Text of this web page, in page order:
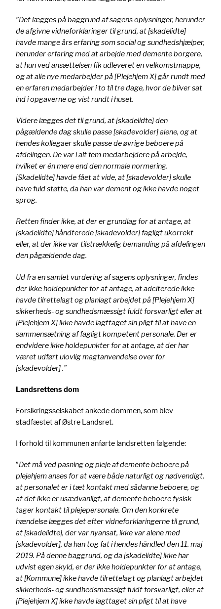
”Det lægges på baggrund af sagens oplysninger, herunder
de afgivne vidneforklaringer til grund, at [skadelidte]
havde mange års erfaring som social og sundhedshjælper,
herunder erfaring med at arbejde med demente borgere,
at hun ved ansættelsen fik udleveret en velkomstmappe,
og at alle nye medarbejder på [Plejehjem X] går rundt med
en erfaren medarbejder i to til tre dage, hvor de bliver sat
ind i opgaverne og vist rundt i huset.
Videre lægges det til grund, at [skadelidte] den
pågældende dag skulle passe [skadevolder] alene, og at
hendes kollegaer skulle passe de øvrige beboere på
afdelingen. De var i alt fem medarbejdere på arbejde,
hvilket er én mere end den normale normering.
[Skadelidte] havde fået at vide, at [skadevolder] skulle
have fuld støtte, da han var dement og ikke havde noget
sprog.
Retten finder ikke, at der er grundlag for at antage, at
[skadelidte] håndterede [skadevolder] fagligt ukorrekt
eller, at der ikke var tilstrækkelig bemanding på afdelingen
den pågældende dag.
Ud fra en samlet vurdering af sagens oplysninger, findes
der ikke holdepunkter for at antage, at adciterede ikke
havde tilrettelagt og planlagt arbejdet på [Plejehjem X]
sikkerheds- og sundhedsmæssigt fuldt forsvarligt eller at
[Plejehjem X] ikke havde iagttaget sin pligt til at have en
sammensætning af fagligt kompetent personale. Der er
endvidere ikke holdepunkter for at antage, at der har
været udført ulovlig magtanvendelse over for
[skadevolder] .”
Landsrettens dom
Forsikringsselskabet ankede dommen, som blev
stadfæstet af Østre Landsret.
I forhold til kommunen anførte landsretten følgende:
”Det må ved pasning og pleje af demente beboere på
plejehjem anses for at være både naturligt og nødvendigt,
at personalet er i tæt kontakt med sådanne beboere, og
at det ikke er usædvanligt, at demente beboere fysisk
tager kontakt til plejepersonale. Om den konkrete
hændelse lægges det efter vidneforklaringerne til grund,
at [skadelidte], der var nyansat, ikke var alene med
[skadevolder], da han tog fat i hendes håndled den 11. maj
2019. På denne baggrund, og da [skadelidte] ikke har
udvist egen skyld, er der ikke holdepunkter for at antage,
at [Kommune] ikke havde tilrettelagt og planlagt arbejdet
sikkerheds- og sundhedsmæssigt fuldt forsvarligt, eller at
[Plejehjem X] ikke havde iagttaget sin pligt til at have